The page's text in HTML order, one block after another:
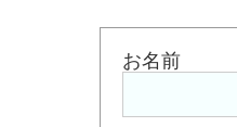
お名前